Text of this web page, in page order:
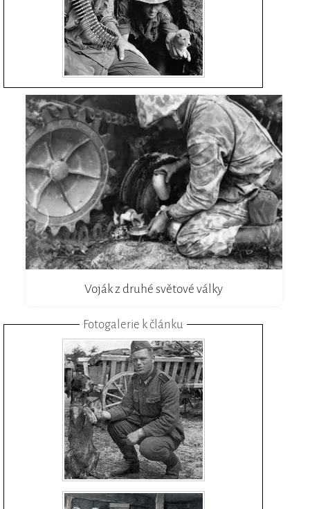
Voják z druhé světové války
Fotogalerie k článku